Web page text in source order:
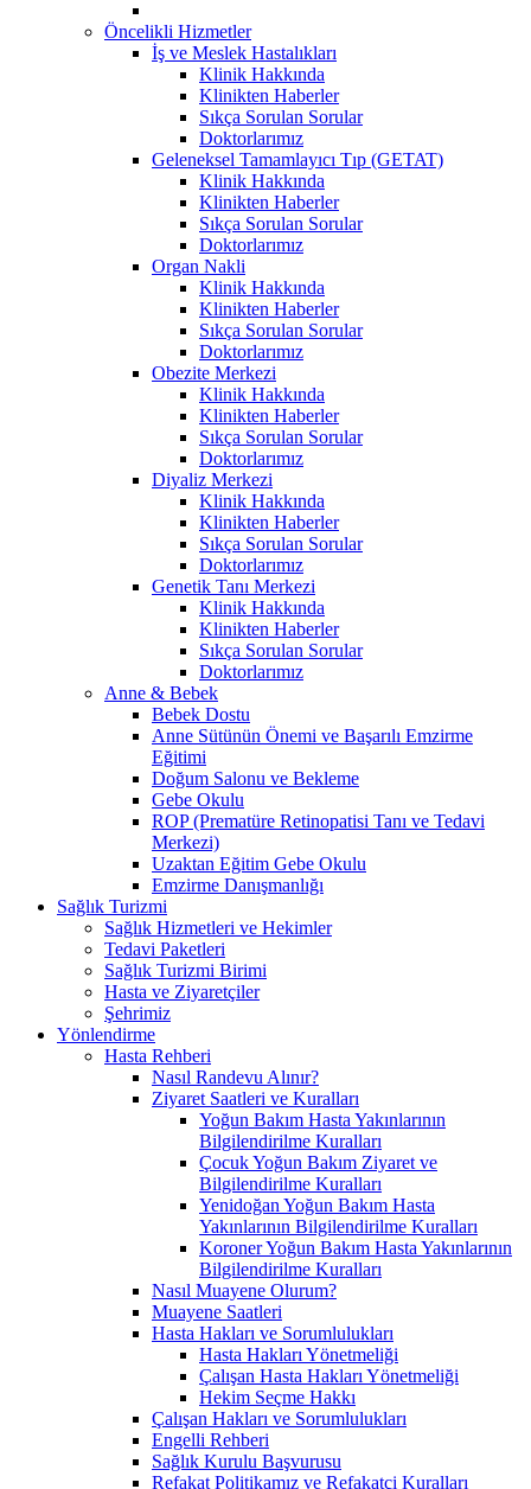
Öncelikli Hizmetler
İş ve Meslek Hastalıkları
Klinik Hakkında
Klinikten Haberler
Sıkça Sorulan Sorular
Doktorlarımız
Geleneksel Tamamlayıcı Tıp (GETAT)
Klinik Hakkında
Klinikten Haberler
Sıkça Sorulan Sorular
Doktorlarımız
Organ Nakli
Klinik Hakkında
Klinikten Haberler
Sıkça Sorulan Sorular
Doktorlarımız
Obezite Merkezi
Klinik Hakkında
Klinikten Haberler
Sıkça Sorulan Sorular
Doktorlarımız
Diyaliz Merkezi
Klinik Hakkında
Klinikten Haberler
Sıkça Sorulan Sorular
Doktorlarımız
Genetik Tanı Merkezi
Klinik Hakkında
Klinikten Haberler
Sıkça Sorulan Sorular
Doktorlarımız
Anne & Bebek
Bebek Dostu
Anne Sütünün Önemi ve Başarılı Emzirme
Eğitimi
Doğum Salonu ve Bekleme
Gebe Okulu
ROP (Prematüre Retinopatisi Tanı ve Tedavi
Merkezi)
Uzaktan Eğitim Gebe Okulu
Emzirme Danışmanlığı
Sağlık Turizmi
Sağlık Hizmetleri ve Hekimler
Tedavi Paketleri
Sağlık Turizmi Birimi
Hasta ve Ziyaretçiler
Şehrimiz
Yönlendirme
Hasta Rehberi
Nasıl Randevu Alınır?
Ziyaret Saatleri ve Kuralları
Yoğun Bakım Hasta Yakınlarının
Bilgilendirilme Kuralları
Çocuk Yoğun Bakım Ziyaret ve
Bilgilendirilme Kuralları
Yenidoğan Yoğun Bakım Hasta
Yakınlarının Bilgilendirilme Kuralları
Koroner Yoğun Bakım Hasta Yakınlarının
Bilgilendirilme Kuralları
Nasıl Muayene Olurum?
Muayene Saatleri
Hasta Hakları ve Sorumlulukları
Hasta Hakları Yönetmeliği
Çalışan Hasta Hakları Yönetmeliği
Hekim Seçme Hakkı
Çalışan Hakları ve Sorumlulukları
Engelli Rehberi
Sağlık Kurulu Başvurusu
Refakat Politikamız ve Refakatçi Kuralları